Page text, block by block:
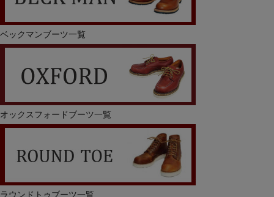
ベックマンブーツ一覧
オックスフォードブーツ一覧
ラウンドトゥブーツ一覧